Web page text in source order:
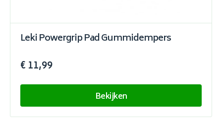
Leki Powergrip Pad Gummidempers
€ 11,99
Bekijken